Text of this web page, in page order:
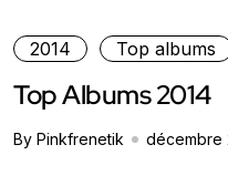
2014 Top albums
Top Albums 2014
By Pinkfrenetik décembre